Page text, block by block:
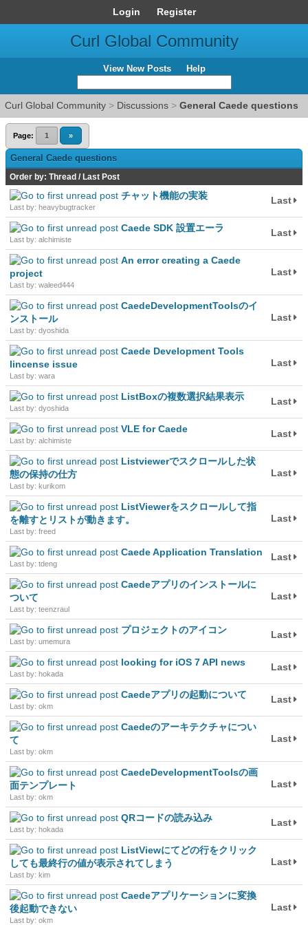
Login Register
Curl Global Community
View New Posts Help
Curl Global Community > Discussions > General Caede questions
Page: 1 »
General Caede questions
Order by: Thread / Last Post
チャット機能の実装
Last by: heavybugtracker
Last
Caede SDK 設置エーラ
Last by: alchimiste
Last
An error creating a Caede
project
Last by: waleed444
Last
CaedeDevelopmentToolsのイ
ンストール
Last by: dyoshida
Last
Caede Development Tools
lincense issue
Last by: wara
Last
ListBoxの複数選択結果表示
Last by: dyoshida
Last
VLE for Caede
Last by: alchimiste
Last
Listviewerでスクロールした状
態の保持の仕方
Last by: kurikom
Last
ListViewerをスクロールして指
を離すとリストが動きます。
Last by: freed
Last
Caede Application Translation
Last by: tdeng
Last
Caedeアプリのインストールに
ついて
Last by: teenzraul
Last
プロジェクトのアイコン
Last by: umemura
Last
looking for iOS 7 API news
Last by: hokada
Last
Caedeアプリの起動について
Last by: okm
Last
Caedeのアーキテクチャについ
て
Last by: okm
Last
CaedeDevelopmentToolsの画
面テンプレート
Last by: okm
Last
QRコードの読み込み
Last by: hokada
Last
ListViewにてどの行をクリック
しても最終行の値が表示されてしまう
Last by: kim
Last
Caedeアプリケーションに変換
後起動できない
Last by: okm
Last